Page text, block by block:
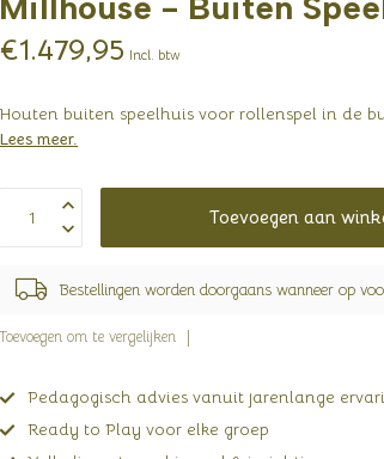
€1.479,95 Incl. btw
Houten buiten speelhuis voor rollenspel in de
Lees meer.
Toevoegen aan
Bestellingen worden doorgaans wanneer op
Toevoegen om te vergelijken
Pedagogisch advies vanuit jarenlange
Ready to Play voor elke groep